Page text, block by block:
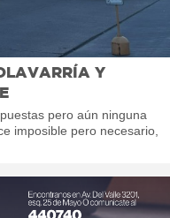
Y
pero aún ninguna
imposible pero necesario,